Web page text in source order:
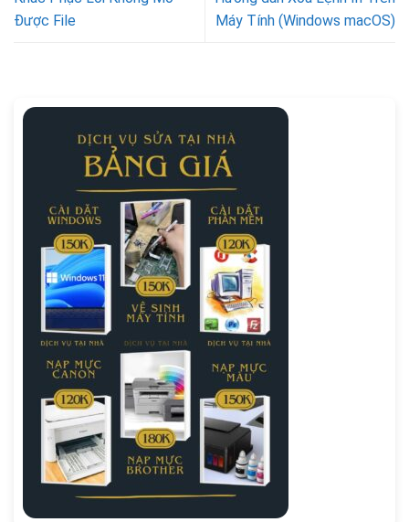
Được File
Máy Tính (Windows macOS)